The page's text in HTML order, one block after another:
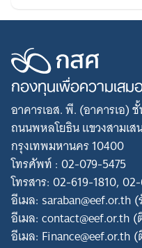
กองทุนเพื่อความเส
อาคารเอส. พี. (อาคารเอ)
ถนนพหลโยธิน แขวงสามเ
กรุงเทพมหานคร 10400
โทรศัพท์ : 02-079-5475
โทรสาร: 02-619-1810,
อีเมล: saraban@eef.or.th
อีเมล: contact@eef.or.th
อีเมล: